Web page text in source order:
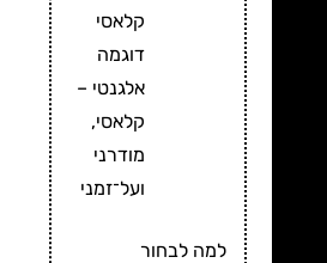
קלאסי
דוגמה
אלגנטי –
קלאסי,
מודרני
ועל־זמני
למה לבחור